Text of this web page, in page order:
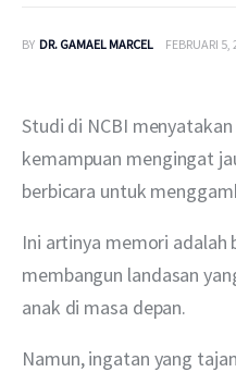
Layanan
BY DR. GAMAEL MARCEL FEBRUARI 5,
Studi di NCBI
kemampuan mengingat
berbicara untuk
Ini artinya memori adalah
membangun landasan
anak di masa depan.
Namun, ingatan yang